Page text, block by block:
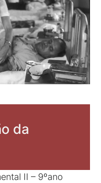
da
II – 9ºano